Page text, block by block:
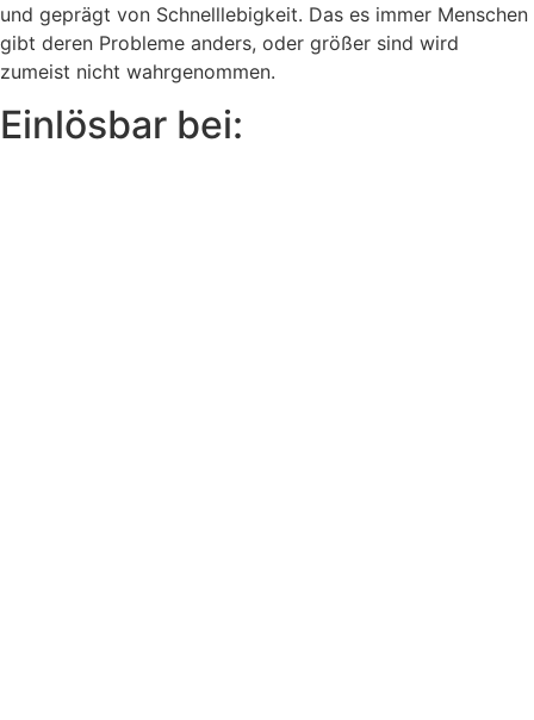
und geprägt von Schnelllebigkeit. Das es immer Menschen
gibt deren Probleme anders, oder größer sind wird
zumeist nicht wahrgenommen.
Einlösbar bei: